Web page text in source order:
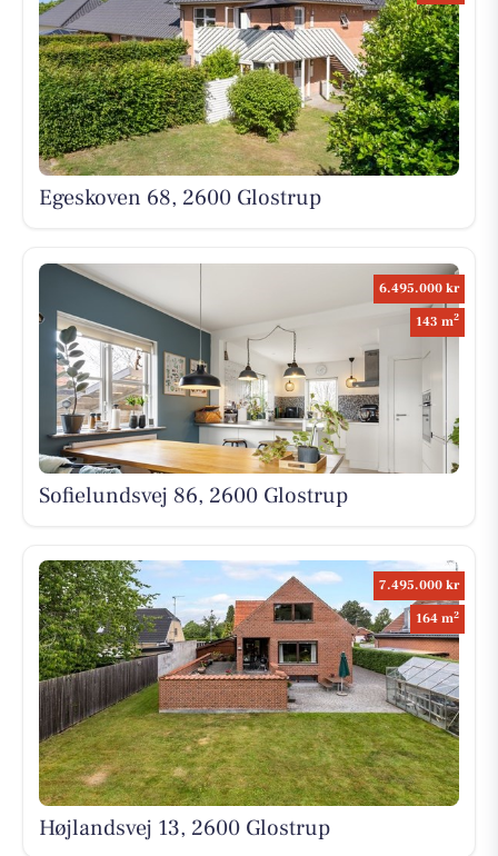
Egeskoven 68, 2600 Glostrup
6.495.000 kr
143 m2
Sofielundsvej 86, 2600 Glostrup
7.495.000 kr
164 m2
Højlandsvej 13, 2600 Glostrup